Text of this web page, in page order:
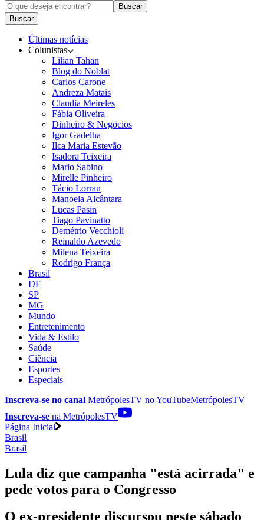
Buscar
Buscar
Últimas notícias
Colunistas
Lilian Tahan
Blog do Noblat
Carlos Carone
Andreza Matais
Claudia Meireles
Fábia Oliveira
Dinheiro & Negócios
Igor Gadelha
Ilca Maria Estevão
Isadora Teixeira
Mario Sabino
Mirelle Pinheiro
Tácio Lorran
Manoela Alcântara
Lucas Pasin
Tiago Pavinatto
Demétrio Vecchioli
Reinaldo Azevedo
Milena Teixeira
Rodrigo França
Brasil
DF
SP
MG
Mundo
Entretenimento
Vida & Estilo
Saúde
Ciência
Esportes
Especiais
Inscreva-se no canal MetrópolesTV noYouTubeMetrópolesTV
Inscreva-se na MetrópolesTV
Página Inicial
Brasil
Brasil
Lula diz que campanha "está acirrada" e
pede votos para o Congresso
O ex-presidente discursou neste sábado